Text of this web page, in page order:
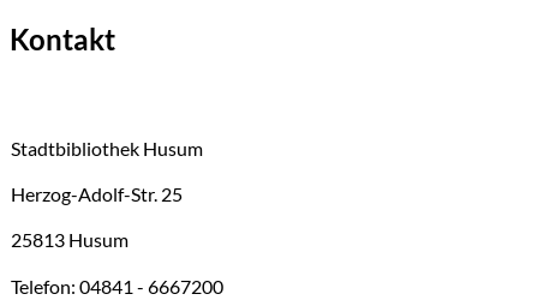
Kontakt
Stadtbibliothek Husum
Herzog-Adolf-Str. 25
25813 Husum
Telefon: 04841 - 6667200